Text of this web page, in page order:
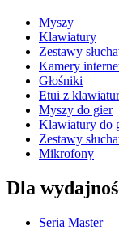
Myszy
Klawiatury
Zestawy
Kamery
Głośniki
Etui z
Myszy do gier
Klawiatury do
Zestawy
Mikrofony
Dla
Seria Master